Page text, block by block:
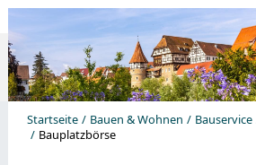
Startseite Bauen & Wohnen Bauservice
Bauplatzbörse